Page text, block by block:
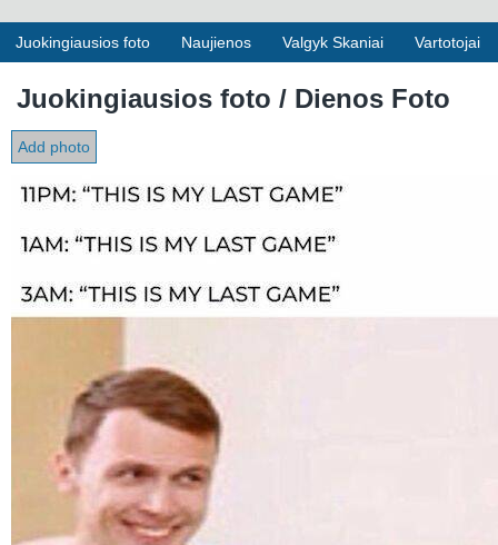
Juokingiausios foto Naujienos Valgyk Skaniai Vartotojai
Juokingiausios foto / Dienos Foto
Add photo